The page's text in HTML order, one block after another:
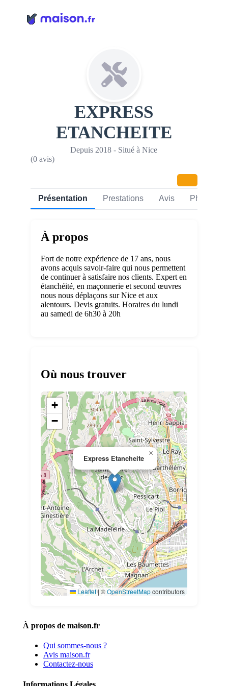
EXPRESS
ETANCHEITE
Depuis 2018 - Situé à Nice
(0 avis)
Présentation Prestations Avis Photos
À propos
Fort de notre expérience de 17 ans, nous
avons acquis savoir-faire qui nous permettent
de continuer à satisfaire nos clients. Expert en
étanchéité, en maçonnerie et second œuvres
nous nous déplaçons sur Nice et aux
alentours. Devis gratuits. Horaires du lundi
au samedi de 6h30 à 20h
Où nous trouver
Express Etancheite
×
+
−
Leaflet | ©OpenStreetMapcontributors
À propos de maison.fr
Qui sommes-nous ?
Avis maison.fr
Contactez-nous
Informations Légales